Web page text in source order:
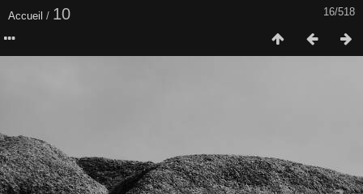
16/518
Accueil / 10